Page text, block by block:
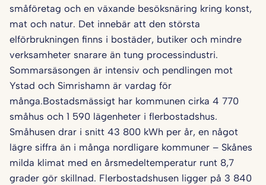
småföretag och en växande besöksnäring kring konst,
mat och natur. Det innebär att den största
elförbrukningen finns i bostäder, butiker och mindre
verksamheter snarare än tung processindustri.
Sommarsäsongen är intensiv och pendlingen mot
Ystad och Simrishamn är vardag för
många.Bostadsmässigt har kommunen cirka 4 770
småhus och 1 590 lägenheter i flerbostadshus.
Småhusen drar i snitt 43 800 kWh per år, en något
lägre siffra än i många nordligare kommuner – Skånes
milda klimat med en årsmedeltemperatur runt 8,7
grader gör skillnad. Flerbostadshusen ligger på 3 840